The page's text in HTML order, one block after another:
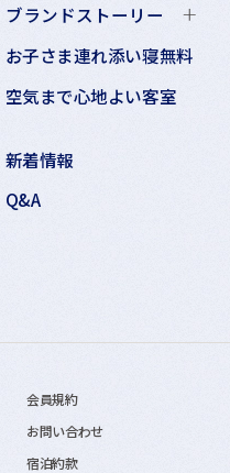
ブランドストーリー
お子さま連れ添い寝無料
空気まで心地よい客室
新着情報
Q&A
会員規約
お問い合わせ
宿泊約款